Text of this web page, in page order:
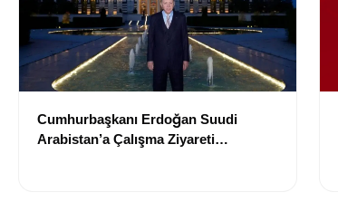
Cumhurbaşkanı Erdoğan Suudi
Arabistan’a Çalışma Ziyareti